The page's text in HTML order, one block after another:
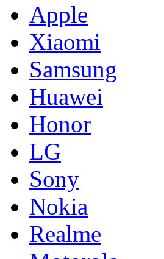
Apple
Xiaomi
Samsung
Huawei
Honor
LG
Sony
Nokia
Realme